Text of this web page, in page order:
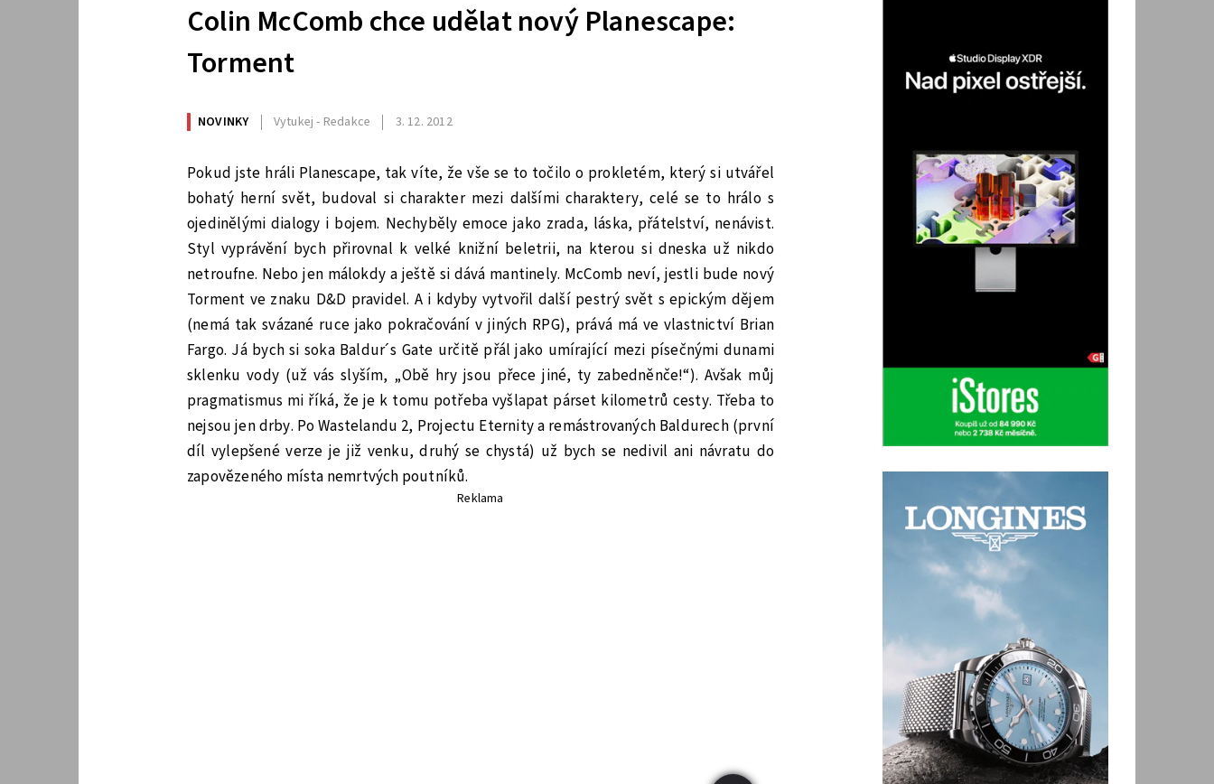
Colin McComb chce udělat nový Planescape:
Torment
NOVINKY Vytukej - Redakce 3. 12. 2012
Pokud jste hráli Planescape, tak víte, že vše se to točilo o prokletém, který si utvářel
bohatý herní svět, budoval si charakter mezi dalšími charaktery, celé se to hrálo s
ojedinělými dialogy i bojem. Nechyběly emoce jako zrada, láska, přátelství, nenávist.
Styl vyprávění bych přirovnal k velké knižní beletrii, na kterou si dneska už nikdo
netroufne. Nebo jen málokdy a ještě si dává mantinely. McComb neví, jestli bude nový
Torment ve znaku D&D pravidel. A i kdyby vytvořil další pestrý svět s epickým dějem
(nemá tak svázané ruce jako pokračování v jiných RPG), prává má ve vlastnictví Brian
Fargo. Já bych si soka Baldur´s Gate určitě přál jako umírající mezi písečnými dunami
sklenku vody (už vás slyším, „Obě hry jsou přece jiné, ty zabedněnče!“). Avšak můj
pragmatismus mi říká, že je k tomu potřeba vyšlapat párset kilometrů cesty. Třeba to
nejsou jen drby. Po Wastelandu 2, Projectu Eternity a remástrovaných Baldurech (první
díl vylepšené verze je již venku, druhý se chystá) už bych se nedivil ani návratu do
zapovězeného místa nemrtvých poutníků.
Reklama